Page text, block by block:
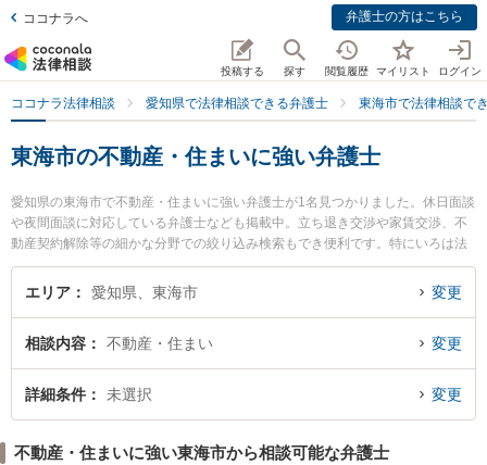
ココナラへ 弁護士の方はこちら
投稿する 探す 閲覧履歴 マイリスト ログイン
ココナラ法律相談 愛知県で法律相談できる弁護士 東海市で法律相談で
東海市の不動産・住まいに強い弁護士
愛知県の東海市で不動産・住まいに強い弁護士が1名見つかりました。休日面談
や夜間面談に対応している弁護士なども掲載中。立ち退き交渉や家賃交渉、不
動産契約解除等の細かな分野での絞り込み検索もでき便利です。特にいろは法
律事務所の林 佳宏弁護士のプロフィール情報や弁護士費用、強みなどが注目さ
れています。『東海市で土日や夜間に発生した不動産・住まいのトラブルを今
東海市内の弁護士に相談予約したい』などでお困りの相談者さんにおすすめで
す。
エリア 愛知県、東海市 変更
相談内容 不動産・住まい 変更
詳細条件 未選択 変更
不動産・住まいに強い東海市から相談可能な弁護士